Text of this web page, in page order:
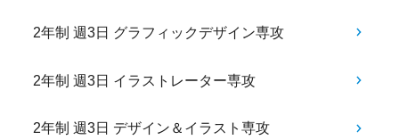
2年制 週3日 グラフィックデザイン専攻
2年制 週3日 イラストレーター専攻
2年制 週3日 デザイン＆イラスト専攻